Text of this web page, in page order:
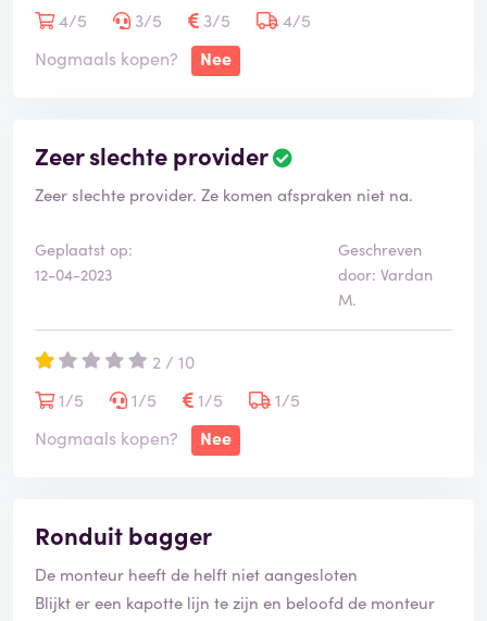
4/5
3/5 3/5
4/5
Nogmaals kopen?
Nee
Zeer slechte provider
Zeer slechte provider. Ze komen afspraken niet na.
Geplaatst op:
12-04-2023
Geschreven
door: Vardan
M.
2 / 10
1/5
1/5 1/5
1/5
Nogmaals kopen?
Nee
Ronduit bagger
De monteur heeft de helft niet aangesloten
Blijkt er een kapotte lijn te zijn en beloofd de monteur